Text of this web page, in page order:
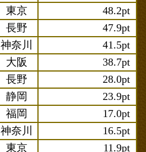
東京
48.2pt
長野
47.9pt
神奈川
41.5pt
大阪
38.7pt
長野
28.0pt
静岡
23.9pt
福岡
17.0pt
神奈川
16.5pt
東京
11.9pt